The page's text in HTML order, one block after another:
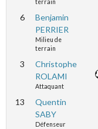
terrain
6
Benjamin
PERRIER
Milieu de
terrain
3
Christophe
ROLAMI
Attaquant
13
Quentin
SABY
Défenseur